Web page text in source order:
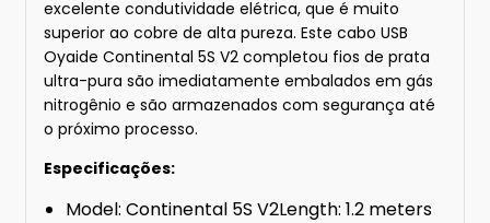
excelente condutividade elétrica, que é muito
superior ao cobre de alta pureza. Este cabo USB
Oyaide Continental 5S V2 completou fios de prata
ultra-pura são imediatamente embalados em gás
nitrogênio e são armazenados com segurança até
o próximo processo.
Especificações:
Model: Continental 5S V2Length: 1.2 meters